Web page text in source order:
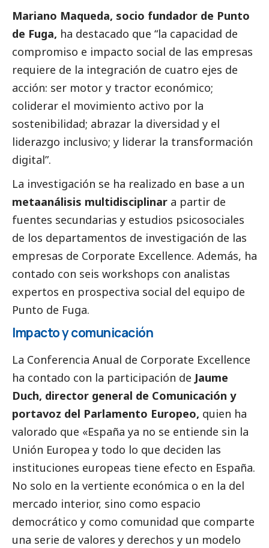
Mariano Maqueda, socio fundador de Punto
de Fuga, ha destacado que “la capacidad de
compromiso e impacto social de las empresas
requiere de la integración de cuatro ejes de
acción: ser motor y tractor económico;
coliderar el movimiento activo por la
sostenibilidad; abrazar la diversidad y el
liderazgo inclusivo; y liderar la transformación
digital”.
La investigación se ha realizado en base a un
metaanálisis multidisciplinar a partir de
fuentes secundarias y estudios psicosociales
de los departamentos de investigación de las
empresas de Corporate Excellence. Además, ha
contado con seis workshops con analistas
expertos en prospectiva social del equipo de
Punto de Fuga.
Impacto y comunicación
La Conferencia Anual de Corporate Excellence
ha contado con la participación de Jaume
Duch, director general de Comunicación y
portavoz del Parlamento Europeo, quien ha
valorado que «España ya no se entiende sin la
Unión Europea y todo lo que deciden las
instituciones europeas tiene efecto en España.
No solo en la vertiente económica o en la del
mercado interior, sino como espacio
democrático y como comunidad que comparte
una serie de valores y derechos y un modelo